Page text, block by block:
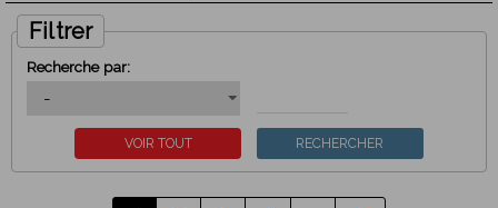
Filtrer
Recherche par: